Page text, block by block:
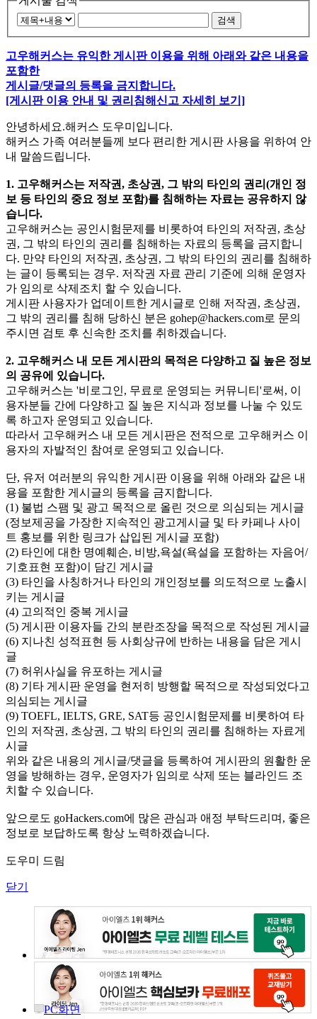
검색
고우해커스는 유익한 게시판 이용을 위해 아래와 같은 내용을
포함한
게시글/댓글의 등록을 금지합니다.
[게시판 이용 안내 및 권리침해신고 자세히 보기]
안녕하세요.해커스 도우미입니다.
해커스 가족 여러분들께 보다 편리한 게시판 사용을 위하여 안
내 말씀드립니다.
1. 고우해커스는 저작권, 초상권, 그 밖의 타인의 권리(개인 정
보 등 타인의 중요 정보 포함)를 침해하는 자료는 공유하지 않
습니다.
고우해커스는 공인시험문제를 비롯하여 타인의 저작권, 초상
권, 그 밖의 타인의 권리를 침해하는 자료의 등록을 금지합니
다. 만약 타인의 저작권, 초상권, 그 밖의 타인의 권리를 침해하
는 글이 등록되는 경우. 저작권 자료 관리 기준에 의해 운영자
가 임의로 삭제조치 할 수 있습니다.
게시판 사용자가 업데이트한 게시글로 인해 저작권, 초상권,
그 밖의 권리를 침해 당하신 분은 gohep@hackers.com로 문의
주시면 검토 후 신속한 조치를 취하겠습니다.
2. 고우해커스 내 모든 게시판의 목적은 다양하고 질 높은 정보
의 공유에 있습니다.
고우해커스는 '비로그인, 무료로 운영되는 커뮤니티'로써, 이
용자분들 간에 다양하고 질 높은 지식과 정보를 나눌 수 있도
록 하고자 운영되고 있습니다.
따라서 고우해커스 내 모든 게시판은 전적으로 고우해커스 이
용자의 자발적인 참여로 운영되고 있습니다.
단, 유저 여러분의 유익한 게시판 이용을 위해 아래와 같은 내
용을 포함한 게시글의 등록을 금지합니다.
(1) 불법 스팸 및 광고 목적으로 올린 것으로 의심되는 게시글
(정보제공을 가장한 지속적인 광고게시글 및 타 카페나 사이
트 홍보를 위한 링크가 삽입된 게시글 포함)
(2) 타인에 대한 명예훼손, 비방,욕설(욕설을 포함하는 자음어/
기호표현 포함)이 담긴 게시글
(3) 타인을 사칭하거나 타인의 개인정보를 의도적으로 노출시
키는 게시글
(4) 고의적인 중복 게시글
(5) 게시판 이용자들 간의 분란조장을 목적으로 작성된 게시글
(6) 지나친 성적표현 등 사회상규에 반하는 내용을 담은 게시
글
(7) 허위사실을 유포하는 게시글
(8) 기타 게시판 운영을 현저히 방행할 목적으로 작성되었다고
의심되는 게시글
(9) TOEFL, IELTS, GRE, SAT등 공인시험문제를 비롯하여 타
인의 저작권, 초상권, 그 밖의 타인의 권리를 침해하는 자료게
시글
위와 같은 내용의 게시글/댓글을 등록하여 게시판의 원활한 운
영을 방해하는 경우, 운영자가 임의로 삭제 또는 블라인드 조
치할 수 있습니다.
앞으로도 goHackers.com에 많은 관심과 애정 부탁드리며, 좋은
정보로 보답하도록 항상 노력하겠습니다.
도우미 드림
닫기
PC화면